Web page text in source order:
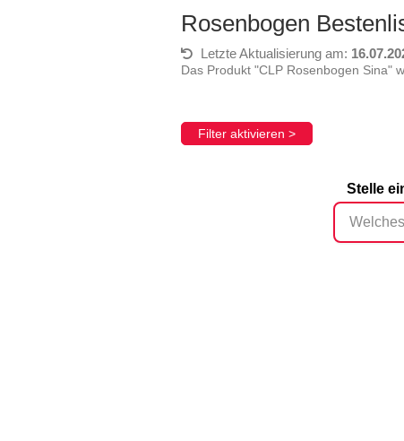
Rosenbogen
Letzte Aktualisierung am:
Das Produkt "CLP Rosenbogen Sina"
Filter aktivieren >
Stelle